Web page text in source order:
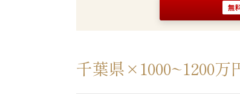
無
千葉県×1000~1200万